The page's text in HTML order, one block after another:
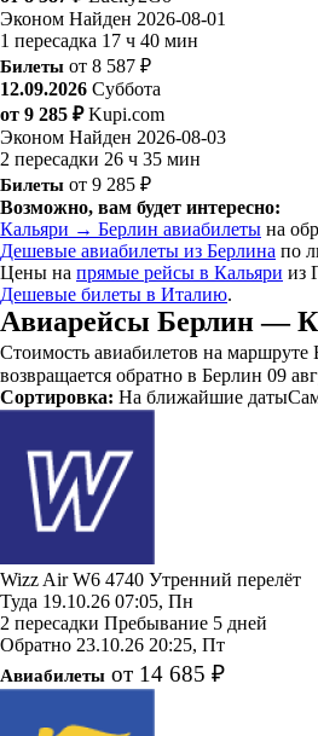
Эконом Найден 2026-08-01
1 пересадка 17 ч 40 мин
Билеты от 8 587 ₽
12.09.2026 Суббота
от 9 285 ₽ Kupi.com
Эконом Найден 2026-08-03
2 пересадки 26 ч 35 мин
Билеты от 9 285 ₽
Возможно, вам будет интересно:
Кальяри → Берлин авиабилеты на
Дешевые авиабилеты из Берлина по
Цены на прямые рейсы в Кальяри из
Дешевые билеты в Италию.
Авиарейсы Берлин —
Стоимость авиабилетов на
возвращается обратно в Берлин 09
Сортировка: На ближайшие даты
Wizz AirW6 4740 Утренний перелёт
Туда 19.10.26 07:05, Пн
2 пересадки Пребывание 5 дней
Обратно 23.10.26 20:25, Пт
Авиабилеты от 14 685 ₽